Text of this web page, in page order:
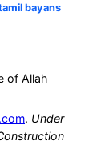
bayans
of Allah
. Under